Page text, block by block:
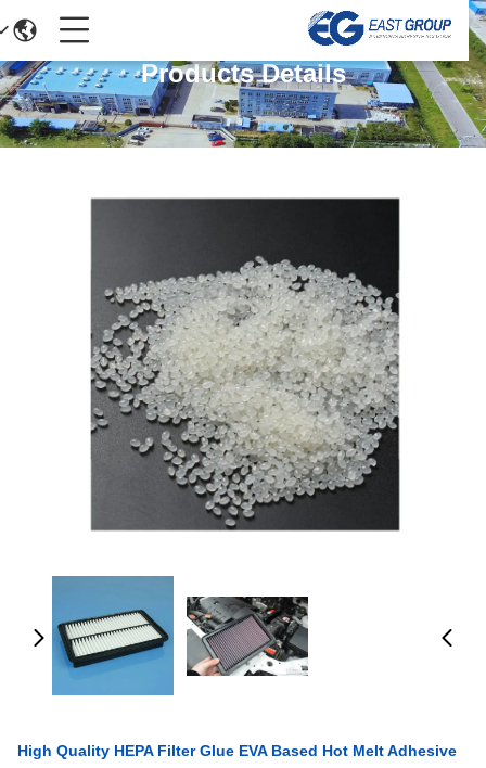
Products Details
High Quality HEPA Filter Glue EVA Based Hot Melt Adhesive